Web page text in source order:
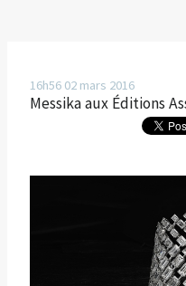
16h56 02 mars 2016
Messika aux Éditions